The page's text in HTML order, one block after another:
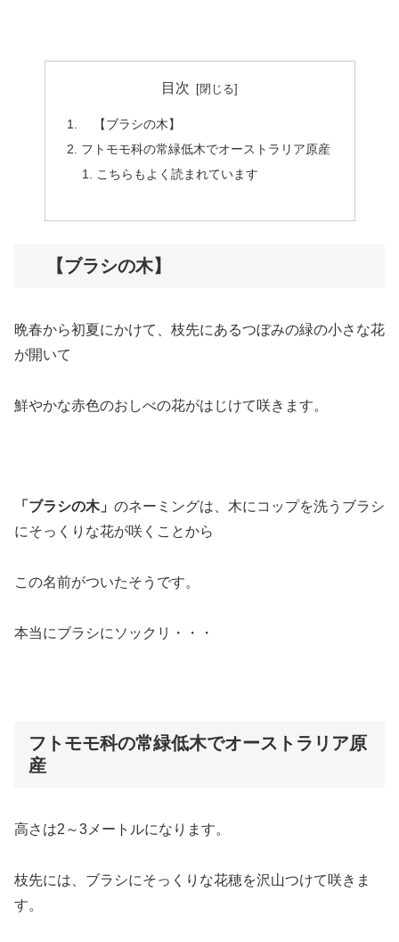
目次
【ブラシの木】
フトモモ科の常緑低木でオーストラリア原産
こちらもよく読まれています
【ブラシの木】
晩春から初夏にかけて、枝先にあるつぼみの緑の小さな花
が開いて
鮮やかな赤色のおしべの花がはじけて咲きます。
「ブラシの木」 のネーミングは、木にコップを洗うブラシ
にそっくりな花が咲くことから
この名前がついたそうです。
本当にブラシにソックリ・・・
フトモモ科の常緑低木でオーストラリア原
産
高さは2～3メートルになります。
枝先には、ブラシにそっくりな花穂を沢山つけて咲きま
す。